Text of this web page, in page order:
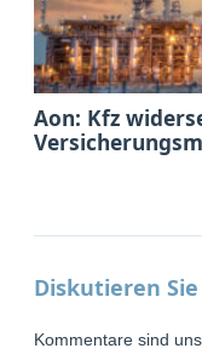
Aon: Kfz
Diskutieren
Kommentare sind